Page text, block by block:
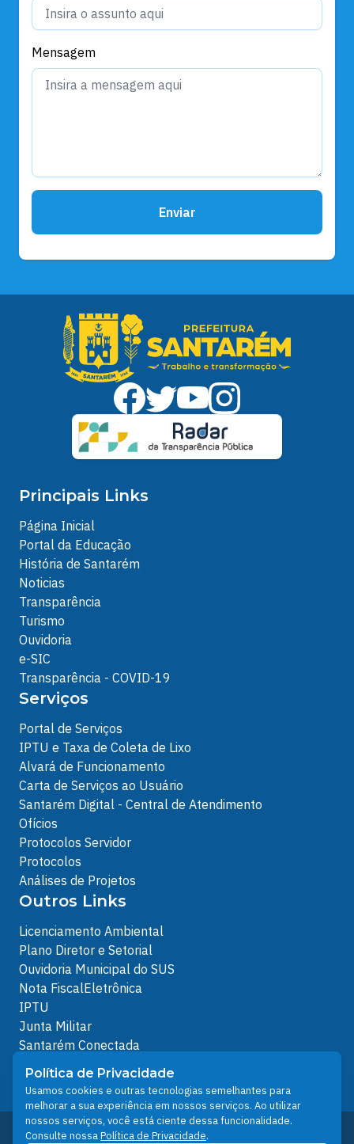
Mensagem
Enviar
Principais Links
Página Inicial
Portal da Educação
História de Santarém
Noticias
Transparência
Turismo
Ouvidoria
e-SIC
Transparência - COVID-19
Serviços
Portal de Serviços
IPTU e Taxa de Coleta de Lixo
Alvará de Funcionamento
Carta de Serviços ao Usuário
Santarém Digital - Central de Atendimento
Ofícios
Protocolos Servidor
Protocolos
Análises de Projetos
Outros Links
Licenciamento Ambiental
Plano Diretor e Setorial
Ouvidoria Municipal do SUS
Nota FiscalEletrônica
IPTU
Junta Militar
Santarém Conectada
Política de Privacidade
People illustrations by Storyset
Desenvolvido pelo Núcleo Técnico de Gestão de
Política de Privacidade
Usamos cookies e outras tecnologias semelhantes para
melhorar a sua experiência em nossos serviços. Ao utilizar
nossos serviços, você está ciente dessa funcionalidade.
Consulte nossaPolítica de Privacidade.